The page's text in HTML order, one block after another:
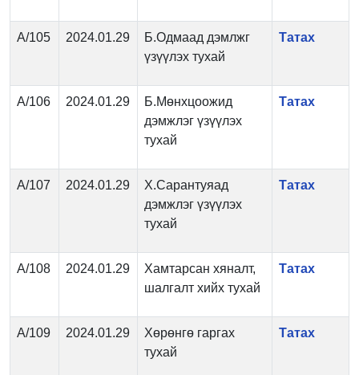
А/105 2024.01.29
Б.Одмаад дэмлжг
үзүүлэх тухай
Татах
А/106 2024.01.29
Б.Мөнхцоожид
дэмжлэг үзүүлэх
тухай
Татах
А/107 2024.01.29
Х.Сарантуяад
дэмжлэг үзүүлэх
тухай
Татах
А/108 2024.01.29
Хамтарсан хяналт,
шалгалт хийх тухай
Татах
А/109 2024.01.29
Хөрөнгө гаргах
тухай
Татах